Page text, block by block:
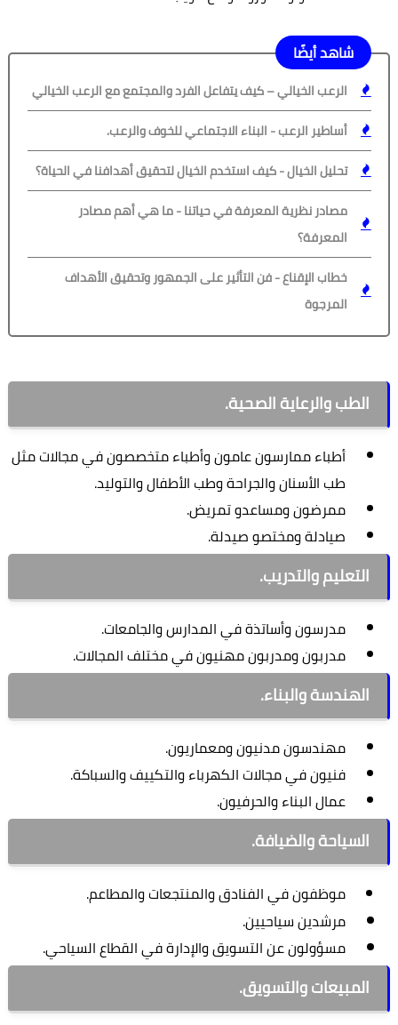
شاهد أيضًا
الرعب الخيالي – كيف يتفاعل الفرد والمجتمع مع الرعب الخيالي
أساطير الرعب - البناء الاجتماعي للخوف والرعب.
تحليل الخيال - كيف استخدم الخيال لتحقيق أهدافنا في الحياة؟
مصادر نظرية المعرفة في حياتنا - ما هي أهم مصادر
المعرفة؟
خطاب الإقناع - فن التأثير على الجمهور وتحقيق الأهداف
المرجوة
الطب والرعاية الصحية.
أطباء ممارسون عامون وأطباء متخصصون في مجالات مثل
طب الأسنان والجراحة وطب الأطفال والتوليد.
ممرضون ومساعدو تمريض.
صيادلة ومختصو صيدلة.
التعليم والتدريب.
مدرسون وأساتذة في المدارس والجامعات.
مدربون ومدربون مهنيون في مختلف المجالات.
الهندسة والبناء.
مهندسون مدنيون ومعماريون.
فنيون في مجالات الكهرباء والتكييف والسباكة.
عمال البناء والحرفيون.
السياحة والضيافة.
موظفون في الفنادق والمنتجعات والمطاعم.
مرشدين سياحيين.
مسؤولون عن التسويق والإدارة في القطاع السياحي.
المبيعات والتسويق.